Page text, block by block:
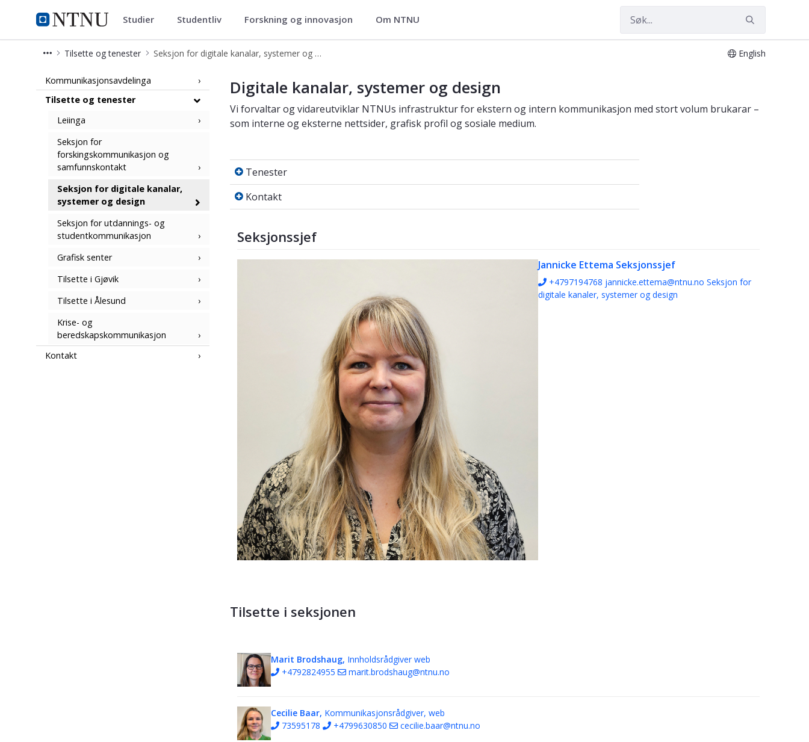
NTNU Hjemmeside
Kommunikasjonsavdelingen
Studier Studentliv Forskning og innovasjon Om NTNU
Tilsette og tenester Seksjon for digitale kanalar, systemer og design English
Seksjon for digitale kanalar, system og design - Kommunikasjonsavdelingen
Kommunikasjonsavdelinga
Tilsette og tenester
Leiinga
Seksjon for
forskingskommunikasjon og
samfunnskontakt
Seksjon for digitale kanalar,
systemer og design
Seksjon for utdannings- og
studentkommunikasjon
Grafisk senter
Tilsette i Gjøvik
Tilsette i Ålesund
Krise- og
beredskapskommunikasjon
Kontakt
Digitale kanalar, systemer og design
Vi forvaltar og vidareutviklar NTNUs infrastruktur for ekstern og intern kommunikasjon med stort volum brukarar –
som interne og eksterne nettsider, grafisk profil og sosiale medium.
Tenester
Tenester
Kontakt
Kontakt
Seksjonssjef
Jannicke Ettema Seksjonssjef
+4797194768 jannicke.ettema@ntnu.no Seksjon for
digitale kanaler, systemer og design
Tilsette i seksjonen
Marit Brodshaug, Innholdsrådgiver web
+4792824955
marit.brodshaug@ntnu.no
Cecilie Baar, Kommunikasjonsrådgiver, web
73595178
+4799630850 cecilie.baar@ntnu.no